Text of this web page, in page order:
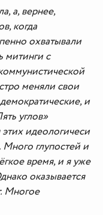
а, вернее,
когда
охватывали
митинги с
меняли свои
и
углов»
этих идеологичеси
Много глупостей и
время, и я уже
оказывается
Многое